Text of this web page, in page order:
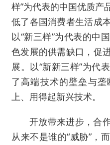
样”为代表的中国优质产
低了各国消费者生活成
以“新三样”为代表的中
色发展的供需缺口，促
展。以“新新三样”为代
了高端技术的壁垒与
上、用得起新兴技术。
开放带来进步，合
从来不是谁的“威胁”，